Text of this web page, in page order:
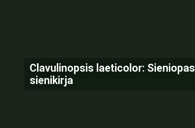
Clavulinopsis laeticolor: Sieniopas
sienikirja